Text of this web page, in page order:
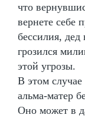
что
вернете себе
бессилия,
грозился
этой угрозы.
В этом
альма-матер
Оно может в